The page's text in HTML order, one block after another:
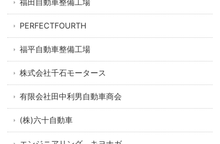
福田自動車整備工場
PERFECTFOURTH
福平自動車整備工場
株式会社千石モータース
有限会社田中利男自動車商会
(株)六十自動車